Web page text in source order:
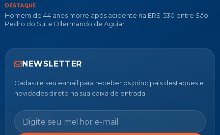
DESTAQUE
Homem de 44 anos morre após acidente na ERS-530 entre São
Pedro do Sul e Dilermando de Aguiar
NEWSLETTER
Cadastre seu e-mail para receber os principais destaques e
novidades direto na sua caixa de entrada.